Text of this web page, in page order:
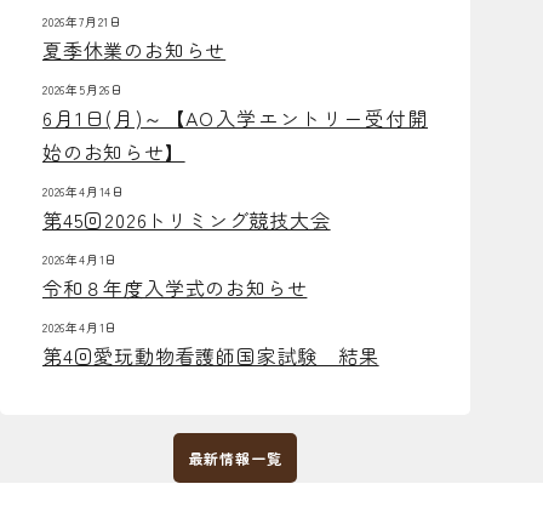
2026年7月21日
夏季休業のお知らせ
2026年5月26日
6月1日(月)～【AO入学エントリー受付開
始のお知らせ】
2026年4月14日
第45回2026トリミング競技大会
2026年4月1日
令和８年度入学式のお知らせ
2026年4月1日
第4回愛玩動物看護師国家試験 結果
最新情報一覧